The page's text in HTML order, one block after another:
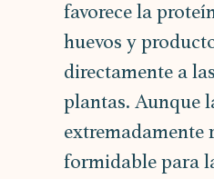
favorece la
huevos y
directamente a
plantas. Aunque
extremadamente
formidable para